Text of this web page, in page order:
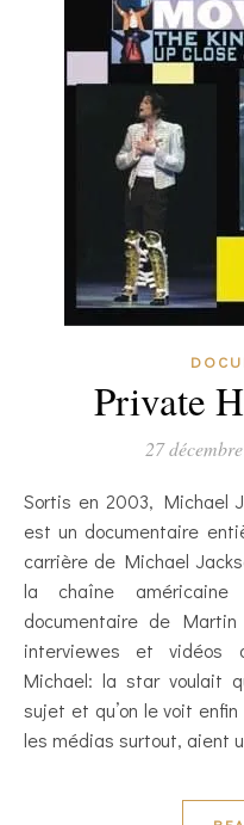
Private
27
Sortis en 2003, Michael Jackson’s Private Home Movies
est un documentaire
carrière de Michael
la chaîne
documentaire de
interviewes et vidéos
Michael: la star voulait
sujet et qu’on le voit
les médias surtout, aient